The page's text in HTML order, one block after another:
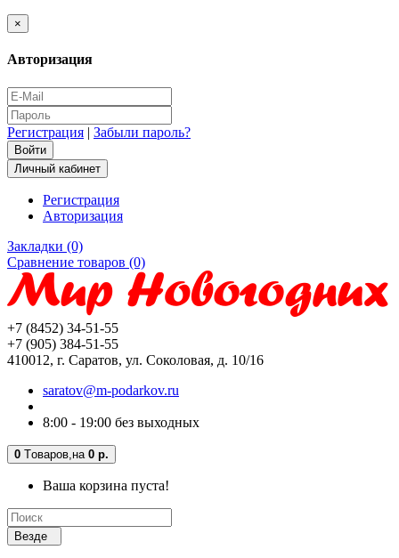
×
Авторизация
Регистрация | Забыли пароль?
Личный кабинет
Регистрация
Авторизация
Закладки (0)
Сравнение товаров (0)
+7 (8452) 34-51-55
+7 (905) 384-51-55
410012, г. Саратов, ул. Соколовая, д. 10/16
saratov@m-podarkov.ru
8:00 - 19:00 без выходных
0 Tоваров, на 0 р.
Ваша корзина пуста!
Везде